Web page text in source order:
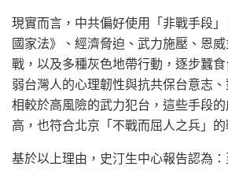
現實而言，中共偏好使用「非戰手段
國家法》、經濟脅迫、武力施壓、恩
戰，以及多種灰色地帶行動，逐步蠶
弱台灣人的心理韌性與抗共保台意志
相較於高風險的武力犯台，這些手段
高，也符合北京「不戰而屈人之兵」的
基於以上理由，史汀生中心報告認為：